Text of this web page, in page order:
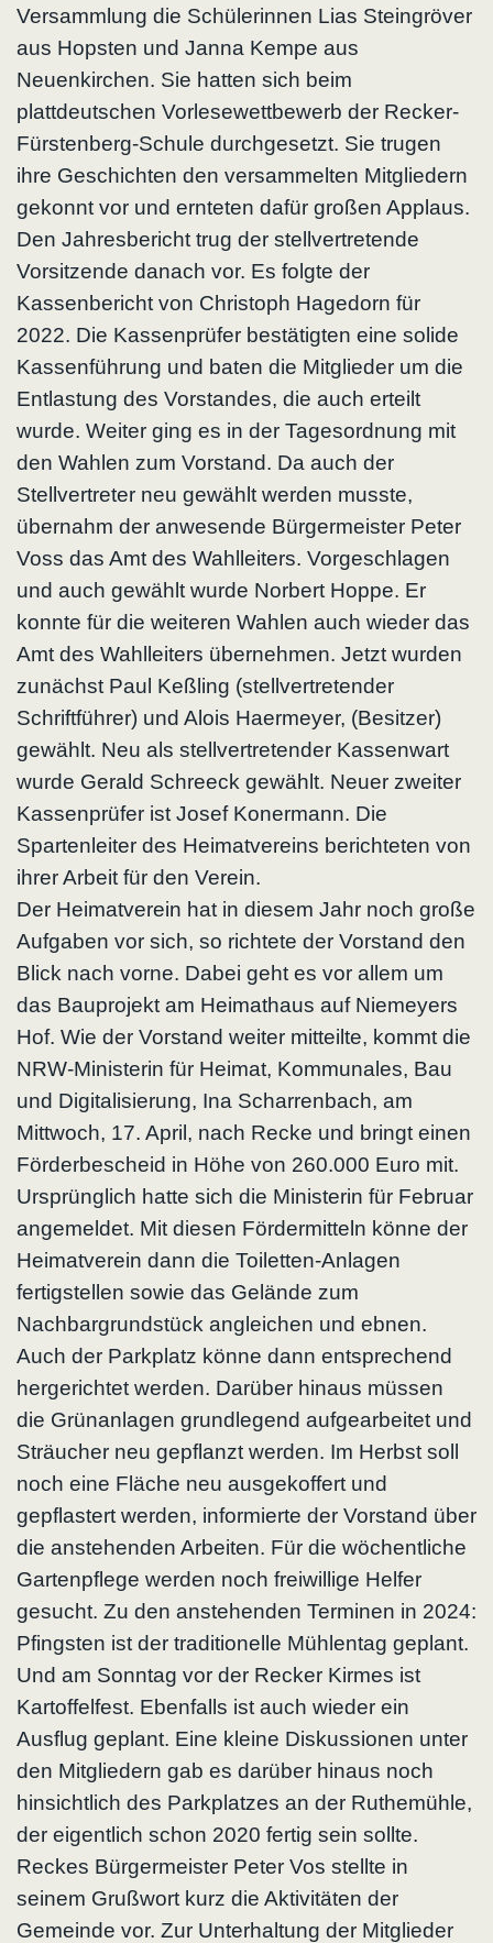
Versammlung die Schülerinnen Lias Steingröver
aus Hopsten und Janna Kempe aus
Neuenkirchen. Sie hatten sich beim
plattdeutschen Vorlesewettbewerb der Recker-
Fürstenberg-Schule durchgesetzt. Sie trugen
ihre Geschichten den versammelten Mitgliedern
gekonnt vor und ernteten dafür großen Applaus.
Den Jahresbericht trug der stellvertretende
Vorsitzende danach vor. Es folgte der
Kassenbericht von Christoph Hagedorn für
2022. Die Kassenprüfer bestätigten eine solide
Kassenführung und baten die Mitglieder um die
Entlastung des Vorstandes, die auch erteilt
wurde. Weiter ging es in der Tagesordnung mit
den Wahlen zum Vorstand. Da auch der
Stellvertreter neu gewählt werden musste,
übernahm der anwesende Bürgermeister Peter
Voss das Amt des Wahlleiters. Vorgeschlagen
und auch gewählt wurde Norbert Hoppe. Er
konnte für die weiteren Wahlen auch wieder das
Amt des Wahlleiters übernehmen. Jetzt wurden
zunächst Paul Keßling (stellvertretender
Schriftführer) und Alois Haermeyer, (Besitzer)
gewählt. Neu als stellvertretender Kassenwart
wurde Gerald Schreeck gewählt. Neuer zweiter
Kassenprüfer ist Josef Konermann. Die
Spartenleiter des Heimatvereins berichteten von
ihrer Arbeit für den Verein.
Der Heimatverein hat in diesem Jahr noch große
Aufgaben vor sich, so richtete der Vorstand den
Blick nach vorne. Dabei geht es vor allem um
das Bauprojekt am Heimathaus auf Niemeyers
Hof. Wie der Vorstand weiter mitteilte, kommt die
NRW-Ministerin für Heimat, Kommunales, Bau
und Digitalisierung, Ina Scharrenbach, am
Mittwoch, 17. April, nach Recke und bringt einen
Förderbescheid in Höhe von 260.000 Euro mit.
Ursprünglich hatte sich die Ministerin für Februar
angemeldet. Mit diesen Fördermitteln könne der
Heimatverein dann die Toiletten-Anlagen
fertigstellen sowie das Gelände zum
Nachbargrundstück angleichen und ebnen.
Auch der Parkplatz könne dann entsprechend
hergerichtet werden. Darüber hinaus müssen
die Grünanlagen grundlegend aufgearbeitet und
Sträucher neu gepflanzt werden. Im Herbst soll
noch eine Fläche neu ausgekoffert und
gepflastert werden, informierte der Vorstand über
die anstehenden Arbeiten. Für die wöchentliche
Gartenpflege werden noch freiwillige Helfer
gesucht. Zu den anstehenden Terminen in 2024:
Pfingsten ist der traditionelle Mühlentag geplant.
Und am Sonntag vor der Recker Kirmes ist
Kartoffelfest. Ebenfalls ist auch wieder ein
Ausflug geplant. Eine kleine Diskussionen unter
den Mitgliedern gab es darüber hinaus noch
hinsichtlich des Parkplatzes an der Ruthemühle,
der eigentlich schon 2020 fertig sein sollte.
Reckes Bürgermeister Peter Vos stellte in
seinem Grußwort kurz die Aktivitäten der
Gemeinde vor. Zur Unterhaltung der Mitglieder